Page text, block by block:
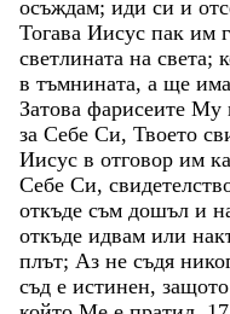
осъждам; иди си и
Тогава Иисус пак им
светлината на света;
в тъмнината, а ще има
Затова фарисеите Му
за Себе Си, Твоето
Иисус в отговор им
Себе Си,
откъде съм дошъл и
откъде идвам или
плът; Аз не съдя
съд е истинен, защото